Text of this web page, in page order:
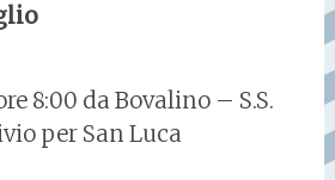
8:00 da Bovalino – S.S.
per San Luca